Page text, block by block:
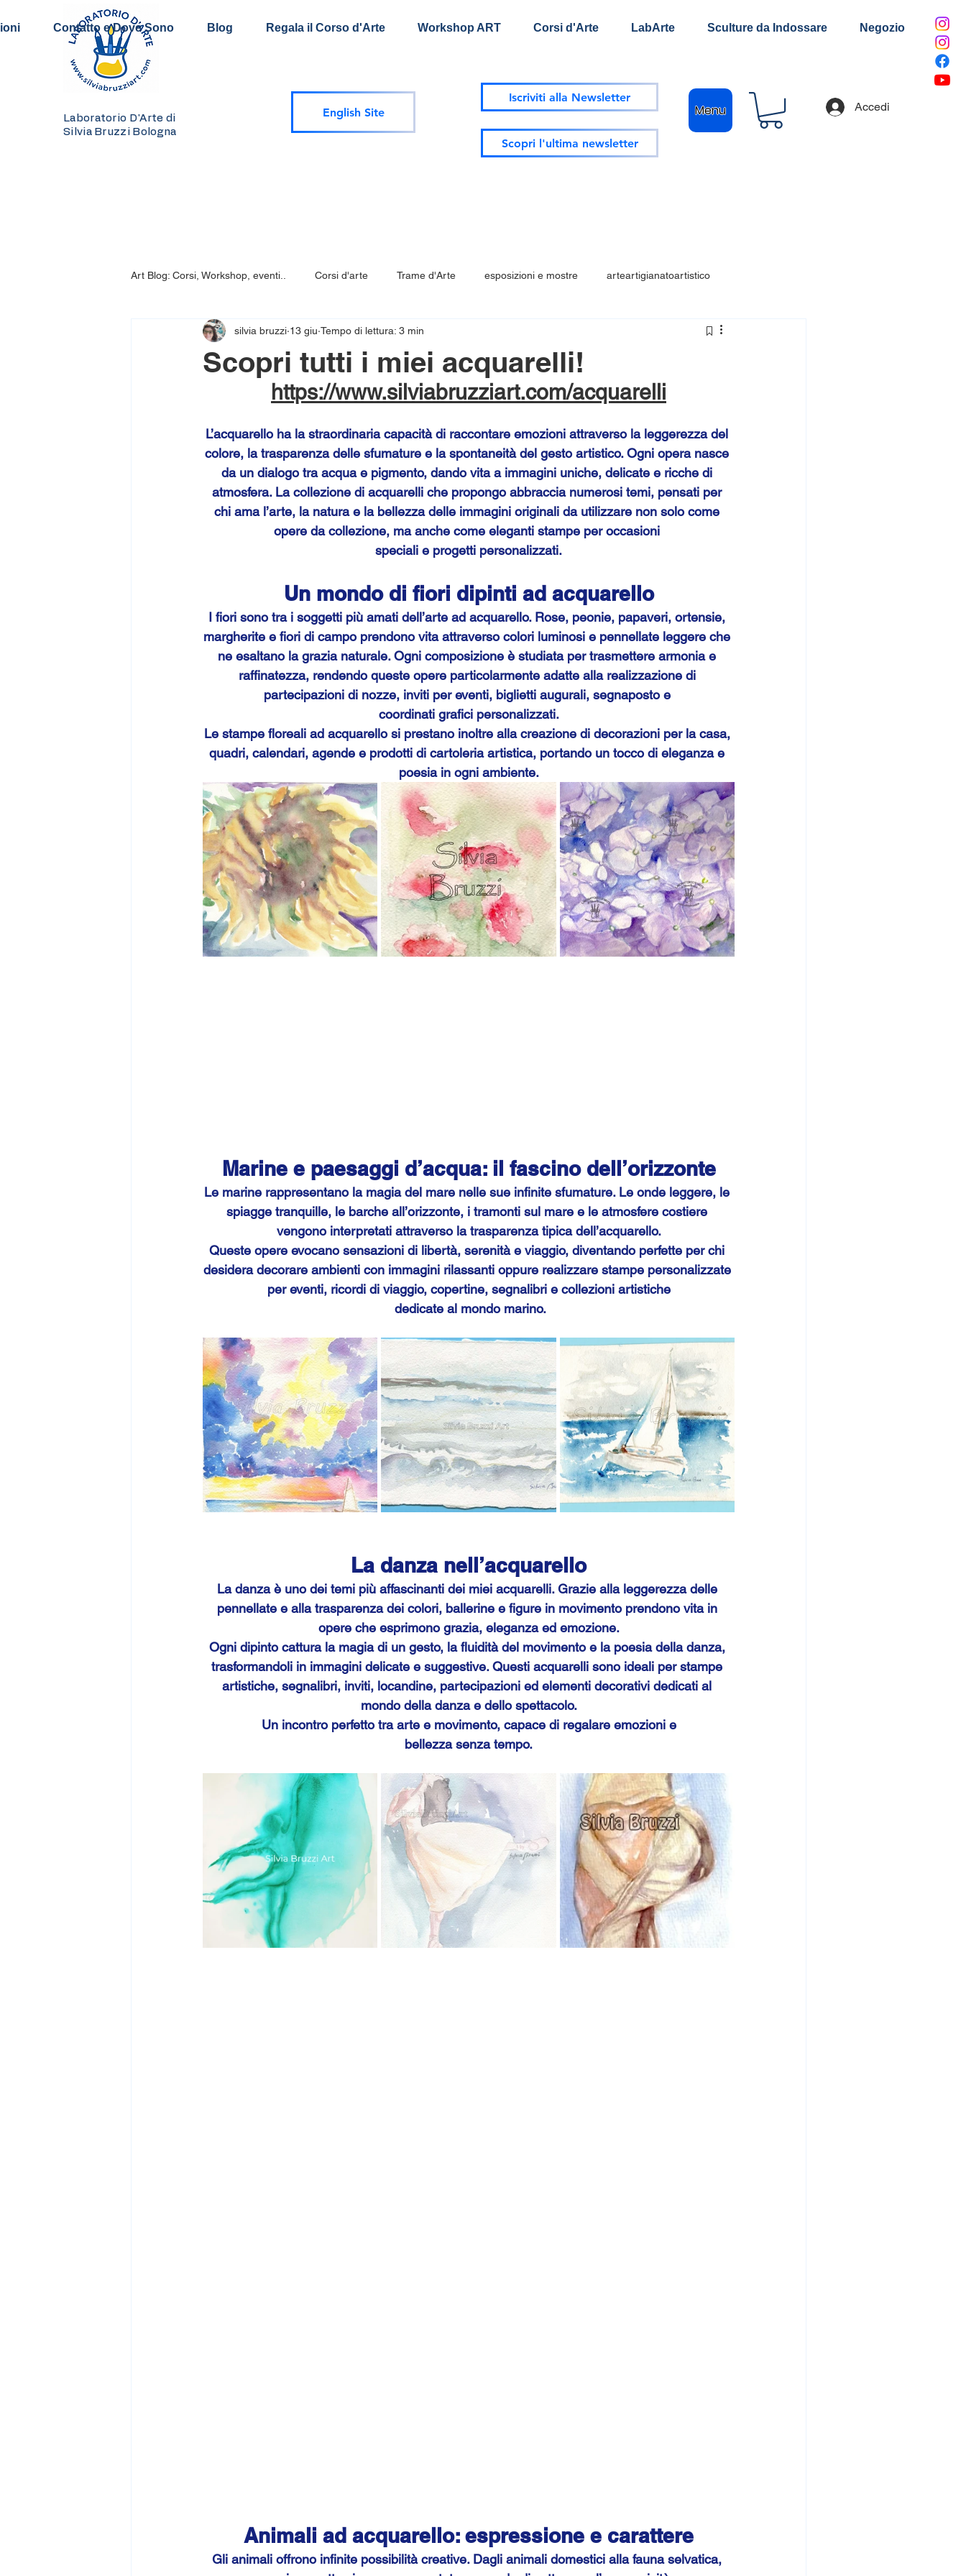
Laboratorio D'Arte di
Silvia Bruzzi Bologna
Contatto e Dove Sono Blog Regala il Corso d'Arte Workshop ART Corsi d'Arte LabArte Sculture da Indossare Negozio
English Site
Iscriviti alla Newsletter
Scopri l'ultima newsletter
Menu Accedi
Art Blog: Corsi, Workshop, eventi.. Corsi d'arte Trame d'Arte esposizioni e mostre arteartigianatoartistico
Scopri tutti i miei acquarelli!
silvia bruzzi 13 giu Tempo di lettura: 3 min
https://www.silviabruzziart.com/acquarelli
L’acquarello ha la straordinaria capacità di raccontare emozioni attraverso la leggerezza del
colore, la trasparenza delle sfumature e la spontaneità del gesto artistico. Ogni opera nasce
da un dialogo tra acqua e pigmento, dando vita a immagini uniche, delicate e ricche di
atmosfera. La collezione di acquarelli che propongo abbraccia numerosi temi, pensati per
chi ama l’arte, la natura e la bellezza delle immagini originali da utilizzare non solo come
opere da collezione, ma anche come eleganti stampe per occasioni
speciali e progetti personalizzati.
Un mondo di fiori dipinti ad acquarello
I fiori sono tra i soggetti più amati dell’arte ad acquarello. Rose, peonie, papaveri, ortensie,
margherite e fiori di campo prendono vita attraverso colori luminosi e pennellate leggere che
ne esaltano la grazia naturale. Ogni composizione è studiata per trasmettere armonia e
raffinatezza, rendendo queste opere particolarmente adatte alla realizzazione di
partecipazioni di nozze, inviti per eventi, biglietti augurali, segnaposto e
coordinati grafici personalizzati.
Le stampe floreali ad acquarello si prestano inoltre alla creazione di decorazioni per la casa,
quadri, calendari, agende e prodotti di cartoleria artistica, portando un tocco di eleganza e
poesia in ogni ambiente.
Marine e paesaggi d’acqua: il fascino dell’orizzonte
Le marine rappresentano la magia del mare nelle sue infinite sfumature. Le onde leggere, le
spiagge tranquille, le barche all’orizzonte, i tramonti sul mare e le atmosfere costiere
vengono interpretati attraverso la trasparenza tipica dell’acquarello.
Queste opere evocano sensazioni di libertà, serenità e viaggio, diventando perfette per chi
desidera decorare ambienti con immagini rilassanti oppure realizzare stampe personalizzate
per eventi, ricordi di viaggio, copertine, segnalibri e collezioni artistiche
dedicate al mondo marino.
La danza nell’acquarello
La danza è uno dei temi più affascinanti dei miei acquarelli. Grazie alla leggerezza delle
pennellate e alla trasparenza dei colori, ballerine e figure in movimento prendono vita in
opere che esprimono grazia, eleganza ed emozione.
Ogni dipinto cattura la magia di un gesto, la fluidità del movimento e la poesia della danza,
trasformandoli in immagini delicate e suggestive. Questi acquarelli sono ideali per stampe
artistiche, segnalibri, inviti, locandine, partecipazioni ed elementi decorativi dedicati al
mondo della danza e dello spettacolo.
Un incontro perfetto tra arte e movimento, capace di regalare emozioni e
bellezza senza tempo.
Animali ad acquarello: espressione e carattere
Gli animali offrono infinite possibilità creative. Dagli animali domestici alla fauna selvatica,